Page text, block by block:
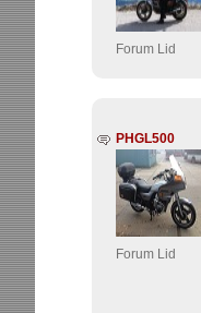
Forum Lid
PHGL500
Forum Lid